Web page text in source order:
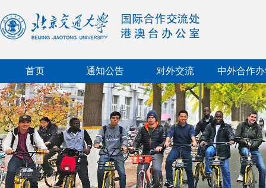
首页 通知公告 对外交流 中外合作